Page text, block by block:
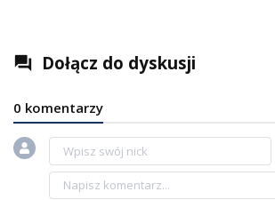
question_answer Dołącz do dyskusji
0 komentarzy